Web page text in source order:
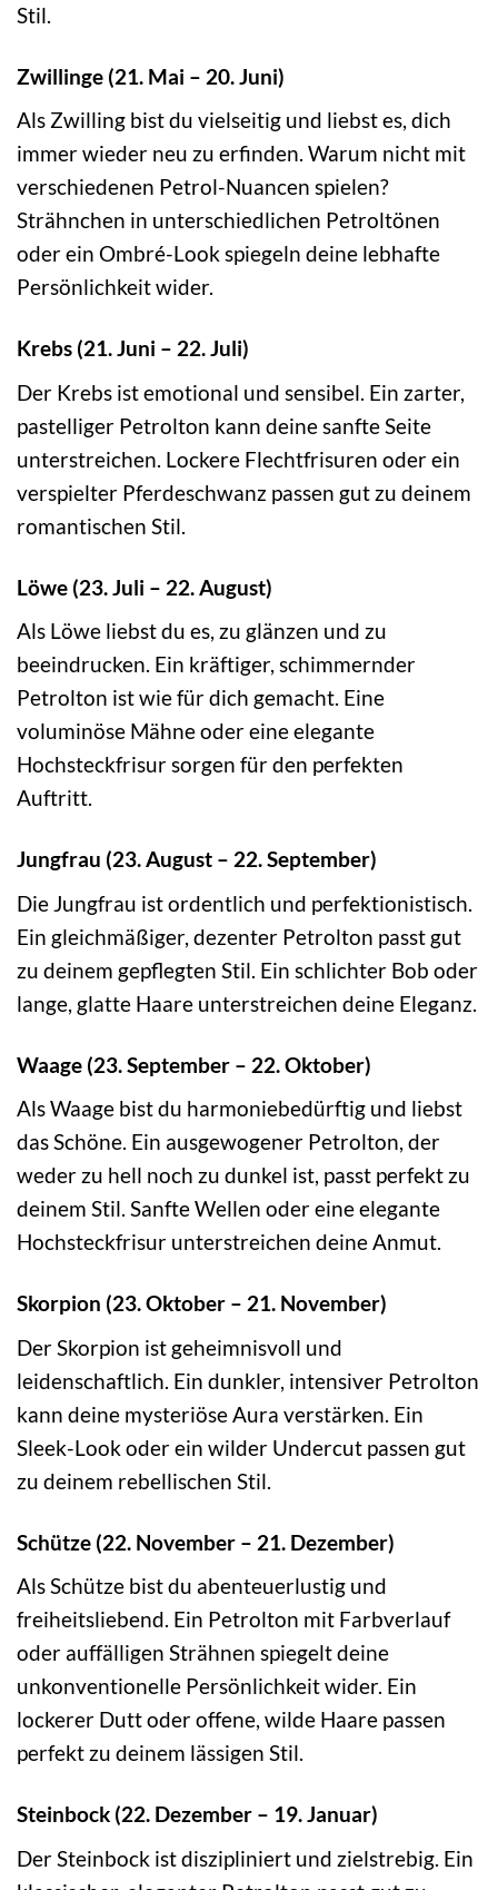
Stil.
Zwillinge (21. Mai – 20. Juni)
Als Zwilling bist du vielseitig und liebst es, dich
immer wieder neu zu erfinden. Warum nicht mit
verschiedenen Petrol-Nuancen spielen?
Strähnchen in unterschiedlichen Petroltönen
oder ein Ombré-Look spiegeln deine lebhafte
Persönlichkeit wider.
Krebs (21. Juni – 22. Juli)
Der Krebs ist emotional und sensibel. Ein zarter,
pastelliger Petrolton kann deine sanfte Seite
unterstreichen. Lockere Flechtfrisuren oder ein
verspielter Pferdeschwanz passen gut zu deinem
romantischen Stil.
Löwe (23. Juli – 22. August)
Als Löwe liebst du es, zu glänzen und zu
beeindrucken. Ein kräftiger, schimmernder
Petrolton ist wie für dich gemacht. Eine
voluminöse Mähne oder eine elegante
Hochsteckfrisur sorgen für den perfekten
Auftritt.
Jungfrau (23. August – 22. September)
Die Jungfrau ist ordentlich und perfektionistisch.
Ein gleichmäßiger, dezenter Petrolton passt gut
zu deinem gepflegten Stil. Ein schlichter Bob oder
lange, glatte Haare unterstreichen deine Eleganz.
Waage (23. September – 22. Oktober)
Als Waage bist du harmoniebedürftig und liebst
das Schöne. Ein ausgewogener Petrolton, der
weder zu hell noch zu dunkel ist, passt perfekt zu
deinem Stil. Sanfte Wellen oder eine elegante
Hochsteckfrisur unterstreichen deine Anmut.
Skorpion (23. Oktober – 21. November)
Der Skorpion ist geheimnisvoll und
leidenschaftlich. Ein dunkler, intensiver Petrolton
kann deine mysteriöse Aura verstärken. Ein
Sleek-Look oder ein wilder Undercut passen gut
zu deinem rebellischen Stil.
Schütze (22. November – 21. Dezember)
Als Schütze bist du abenteuerlustig und
freiheitsliebend. Ein Petrolton mit Farbverlauf
oder auffälligen Strähnen spiegelt deine
unkonventionelle Persönlichkeit wider. Ein
lockerer Dutt oder offene, wilde Haare passen
perfekt zu deinem lässigen Stil.
Steinbock (22. Dezember – 19. Januar)
Der Steinbock ist diszipliniert und zielstrebig. Ein